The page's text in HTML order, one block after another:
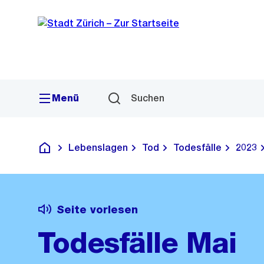
Navigation
Sprunglink
Menü Suchen
Deutsch
Lebenslagen Tod Todesfälle 2023
Seite vorlesen
Todesfälle Mai